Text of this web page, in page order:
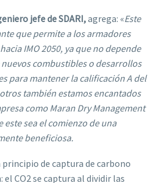
jefe de SDARI,agrega: «Este
que permite a los armadores
IMO 2050, ya que no depende
combustibles o desarrollos
para mantener la calificación A del
también estamos encantados
como Maran Dry Management
este sea el comienzo de una
beneficiosa.
principio de captura de carbono
CO2 se captura al dividir las